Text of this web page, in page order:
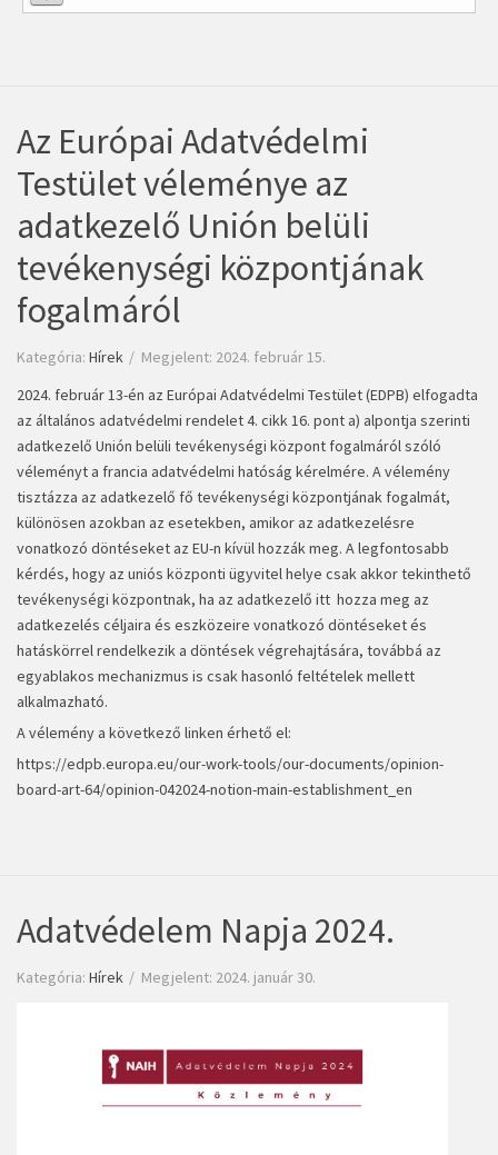
Az Európai Adatvédelmi
Testület véleménye az
adatkezelő Unión belüli
tevékenységi központjának
fogalmáról
Kategória: Hírek
Megjelent: 2024. február 15.
2024. február 13-én az Európai Adatvédelmi Testület (EDPB) elfogadta
az általános adatvédelmi rendelet 4. cikk 16. pont a) alpontja szerinti
adatkezelő Unión belüli tevékenységi központ fogalmáról szóló
véleményt a francia adatvédelmi hatóság kérelmére. A vélemény
tisztázza az adatkezelő fő tevékenységi központjának fogalmát,
különösen azokban az esetekben, amikor az adatkezelésre
vonatkozó döntéseket az EU-n kívül hozzák meg. A legfontosabb
kérdés, hogy az uniós központi ügyvitel helye csak akkor tekinthető
tevékenységi központnak, ha az adatkezelő itt hozza meg az
adatkezelés céljaira és eszközeire vonatkozó döntéseket és
hatáskörrel rendelkezik a döntések végrehajtására, továbbá az
egyablakos mechanizmus is csak hasonló feltételek mellett
alkalmazható.
A vélemény a következő linken érhető el:
https://edpb.europa.eu/our-work-tools/our-documents/opinion-
board-art-64/opinion-042024-notion-main-establishment_en
Adatvédelem Napja 2024.
Kategória: Hírek Megjelent: 2024. január 30.